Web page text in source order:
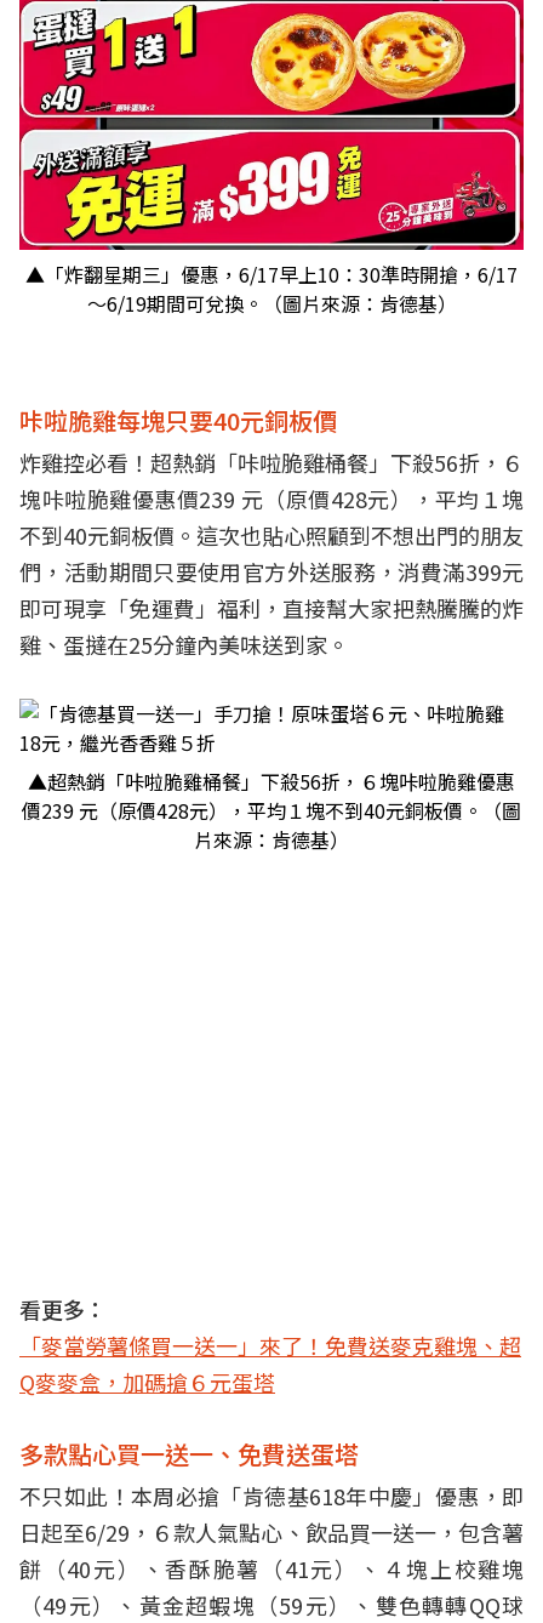
▲「炸翻星期三」優惠，6/17早上10：30準時開搶，6/17
～6/19期間可兌換。（圖片來源：肯德基）
咔啦脆雞每塊只要40元銅板價
炸雞控必看！超熱銷「咔啦脆雞桶餐」下殺56折，６
塊咔啦脆雞優惠價239 元（原價428元），平均１塊
不到40元銅板價。這次也貼心照顧到不想出門的朋友
們，活動期間只要使用官方外送服務，消費滿399元
即可現享「免運費」福利，直接幫大家把熱騰騰的炸
雞、蛋撻在25分鐘內美味送到家。
▲超熱銷「咔啦脆雞桶餐」下殺56折，６塊咔啦脆雞優惠
價239 元（原價428元），平均１塊不到40元銅板價。（圖
片來源：肯德基）
看更多：
「麥當勞薯條買一送一」來了！免費送麥克雞塊、超
Q麥麥盒，加碼搶６元蛋塔
多款點心買一送一、免費送蛋塔
不只如此！本周必搶「肯德基618年中慶」優惠，即
日起至6/29，６款人氣點心、飲品買一送一，包含薯
餅（40元）、香酥脆薯（41元）、４塊上校雞塊
（49元）、黃金超蝦塊（59元）、雙色轉轉QQ球